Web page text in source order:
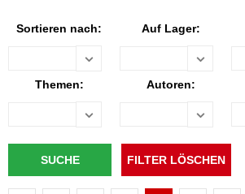
Sortieren nach: Auf Lager:
Themen: Autoren: